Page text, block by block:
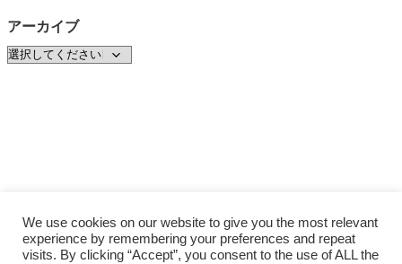
アーカイブ
We use cookies on our website to give you the most relevant
experience by remembering your preferences and repeat
visits. By clicking “Accept”, you consent to the use of ALL the